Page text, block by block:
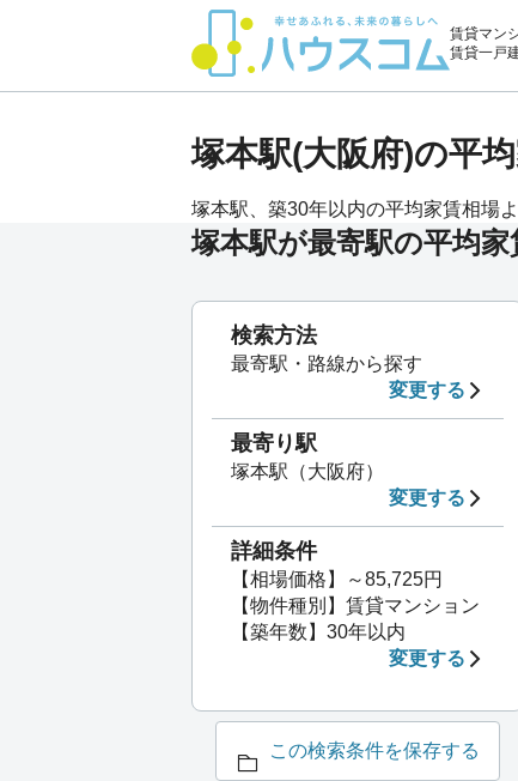
賃貸マン
賃貸一戸
塚本駅(大阪府)の平
塚本駅、築30年以内の平均家賃相場
塚本駅が最寄駅の平均
検索方法
最寄駅・路線から探す
変更する
最寄り駅
塚本駅（大阪府）
変更する
詳細条件
【相場価格】～85,725円
【物件種別】賃貸マンション
【築年数】30年以内
変更する
この検索条件を保存する